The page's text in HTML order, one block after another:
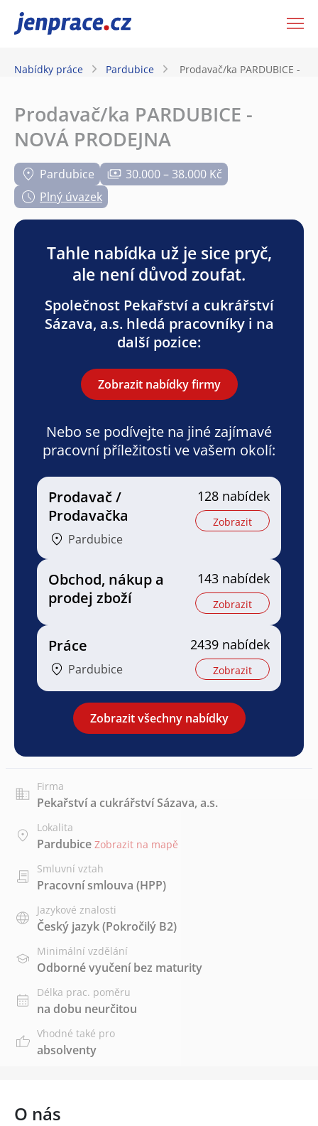
JenPráce.cz
Nabídky práce Pardubice Prodavač/ka PARDUBICE -
Prodavač/ka PARDUBICE -
NOVÁ PRODEJNA
Pardubice
30.000 – 38.000 Kč
Plný úvazek
Tahle nabídka už je sice pryč,
ale není důvod zoufat.
Společnost Pekařství a cukrářství
Sázava, a.s. hledá pracovníky i na
další pozice:
Zobrazit nabídky firmy
Nebo se podívejte na jiné zajímavé
pracovní příležitosti ve vašem okolí:
Prodavač /
Prodavačka
Pardubice
128 nabídek
Zobrazit
Obchod, nákup a
prodej zboží
143 nabídek
Zobrazit
Práce
Pardubice
2439 nabídek
Zobrazit
Zobrazit všechny nabídky
Firma
Pekařství a cukrářství Sázava, a.s.
Lokalita
Pardubice Zobrazit na mapě
Smluvní vztah
Pracovní smlouva (HPP)
Jazykové znalosti
Český jazyk(Pokročilý B2)
Minimální vzdělání
Odborné vyučení bez maturity
Délka prac. poměru
na dobu neurčitou
Vhodné také pro
absolventy
O nás